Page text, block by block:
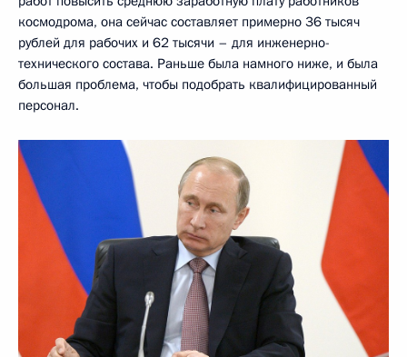
космодрома, она сейчас составляет примерно 36 тысяч
рублей для рабочих и 62 тысячи – для инженерно-
технического состава. Раньше была намного ниже, и была
большая проблема, чтобы подобрать квалифицированный
персонал.